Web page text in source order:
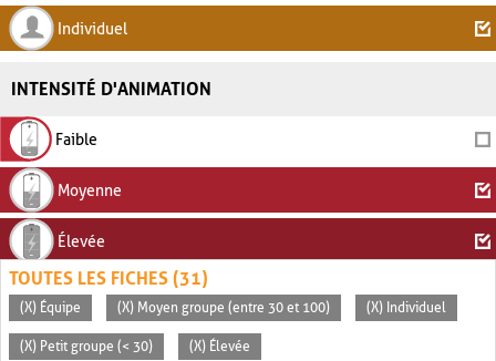
Individuel
INTENSITÉ D'ANIMATION
Faible
Moyenne
Élevée
TOUTES LES FICHES (31)
(X) Équipe (X) Moyen groupe (entre 30 et 100) (X) Individuel
(X) Petit groupe (< 30) (X) Élevée